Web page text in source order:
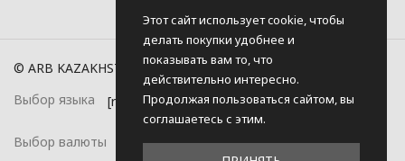
© ARB KAZAKHSTAN, 2026
Выбор языка
Выбор валюты
Этот сайт использует cookie, чтобы
делать покупки удобнее и
показывать вам то, что
действительно интересно.
Продолжая пользоваться сайтом, вы
соглашаетесь с этим.